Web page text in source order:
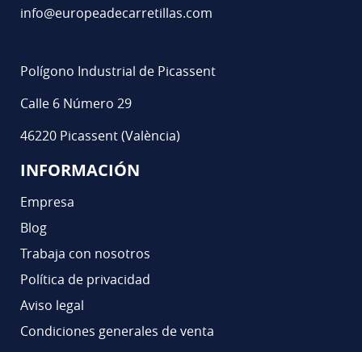
info@europeadecarretillas.com
Polígono Industrial de Picassent
Calle 6 Número 29
46220 Picassent (València)
INFORMACIÓN
Empresa
Blog
Trabaja con nosotros
Política de privacidad
Aviso legal
Condiciones generales de venta